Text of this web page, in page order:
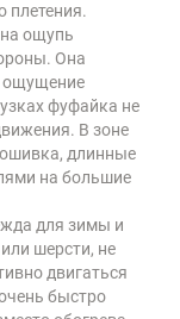
плетения.
ощупь
Она
ощущение
фуфайка не
В зоне
длинные
на большие
для зимы и
шерсти, не
двигаться
быстро